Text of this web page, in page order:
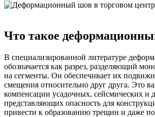
Что такое
В специализированной литературе
обозначается как разрез, разделяющий
на сегменты. Он обеспечивает их
смещения относительно друг друга. Это
компенсации усадочных, сейсмических и
представляющих опасность для
привести к образованию трещин и даже